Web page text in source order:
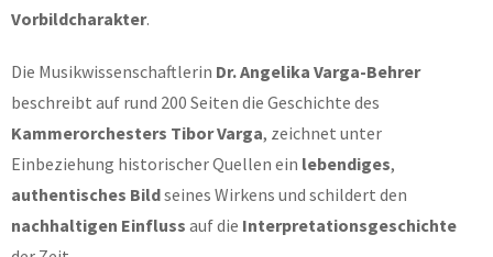
Vorbildcharakter.
Die Musikwissenschaftlerin Dr. Angelika Varga-Behrer
beschreibt auf rund 200 Seiten die Geschichte des
Kammerorchesters Tibor Varga, zeichnet unter
Einbeziehung historischer Quellen ein lebendiges,
authentisches Bildseines Wirkens und schildert den
nachhaltigen Einfluss auf die Interpretationsgeschichte